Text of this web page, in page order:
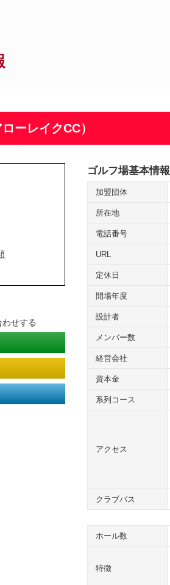
ーレイクCC）
せする
ゴルフ場基本情報
加盟団体
所在地
電話番号
URL
定休日
開場年度
設計者
メンバー数
経営会社
資本金
系列コース
アクセス
クラブバス
ホール数
特徴